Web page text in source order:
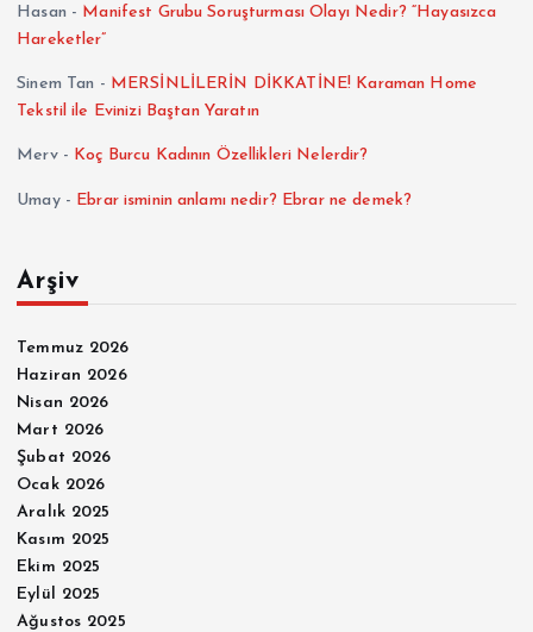
Hasan - Manifest Grubu Soruşturması Olayı Nedir? “Hayasızca
Hareketler”
Sinem Tan - MERSİNLİLERİN DİKKATİNE! Karaman Home
Tekstil ile Evinizi Baştan Yaratın
Merv- Koç Burcu Kadının Özellikleri Nelerdir?
Umay- Ebrar isminin anlamı nedir? Ebrar ne demek?
Arşiv
Temmuz 2026
Haziran 2026
Nisan 2026
Mart 2026
Şubat 2026
Ocak 2026
Aralık 2025
Kasım 2025
Ekim 2025
Eylül 2025
Ağustos 2025